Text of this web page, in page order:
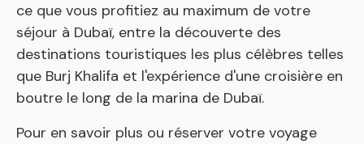
ce que vous profitiez au maximum de votre
séjour à Dubaï, entre la découverte des
destinations touristiques les plus célèbres telles
que Burj Khalifa et l'expérience d'une croisière en
boutre le long de la marina de Dubaï.
Pour en savoir plus ou réserver votre voyage